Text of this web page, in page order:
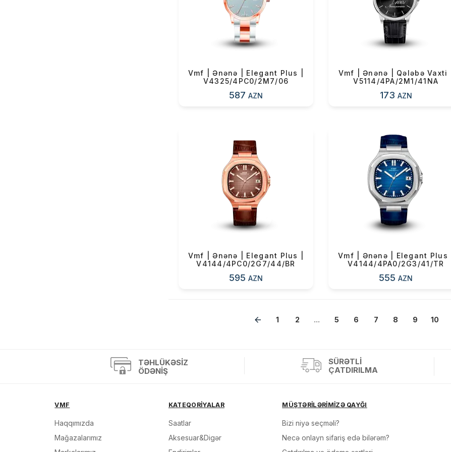
Vmf | Ənənə | Elegant Plus |
V4325/4PC0/2M7/06
587 AZN
Vmf | Ənənə | Qələbə Vaxti |
V5114/4PA/2M1/41NA
173 AZN
Vmf | Ənənə | Elegant Plus |
V4144/4PC0/2G7/44/BR
595 AZN
Vmf | Ənənə | Elegant Plus |
V4144/4PA0/2G3/41/TR
555AZN
1 2 ... 5 6 7 8 9 10
Yekun məbləğ
TƏHLÜKƏSIZ
ÖDƏNIŞ
SÜRƏTLI
ÇATDIRILMA
VMF
Haqqımızda
Mağazalarımız
KATEQORİYALAR
Saatlar
Aksesuar&Digər
MÜŞTƏRİLƏRİMİZƏ QAYĞI
Bizi niyə seçməli?
Necə onlayn sifariş edə bilərəm?